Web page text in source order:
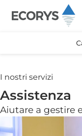
Salta al contenuto
I nostri servizi
Assistenza
Aiutare a gestire